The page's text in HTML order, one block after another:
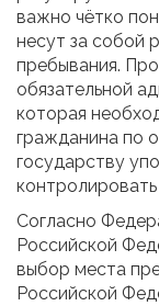
важно чётко
несут за собой
пребывания.
обязательной
которая
гражданина по
государству
Согласно
Российской
выбор места
Российской